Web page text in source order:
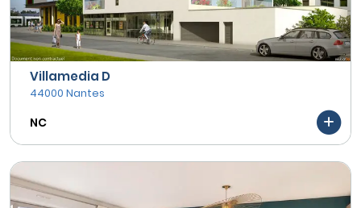
Villamedia D
44000 Nantes
NC